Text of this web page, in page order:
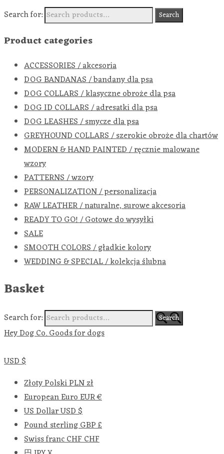
Search for:
Search
Product categories
ACCESSORIES / akcesoria
DOG BANDANAS / bandany dla psa
DOG COLLARS / klasyczne obroże dla psa
DOG ID COLLARS / adresatki dla psa
DOG LEASHES / smycze dla psa
GREYHOUND COLLARS / szerokie obroże dla chartów
MODERN & HAND PAINTED / ręcznie malowane
wzory
PATTERNS / wzory
PERSONALIZATION / personalizacja
RAW LEATHER / naturalne, surowe akcesoria
READY TO GO! / Gotowe do wysyłki
SALE
SMOOTH COLORS / gładkie kolory
WEDDING & SPECIAL / kolekcja ślubna
Basket
Search for: Search
Hey Dog Co. Goods for dogs
USD $
Złoty PolskiPLN zł
European EuroEUR €
US DollarUSD $
Pound sterlingGBP £
Swiss francCHF CHF